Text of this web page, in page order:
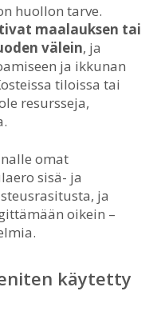
huollon tarve.
maalauksen tai
välein, ja
ja ikkunan
tiloissa tai
resursseja,
omat
sisä- ja
ja
oikein –
käytetty